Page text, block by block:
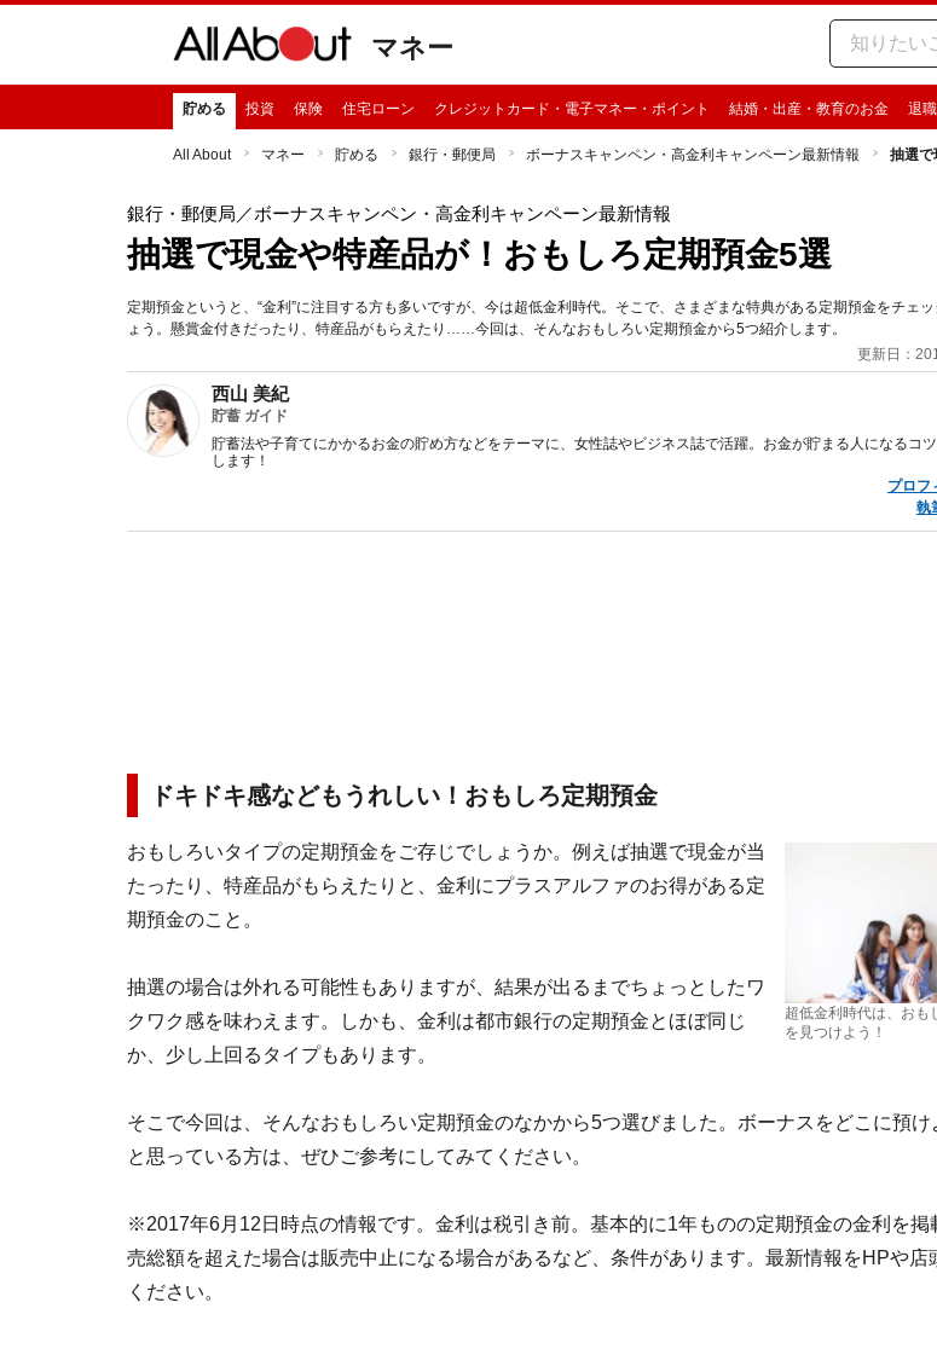
マネー
貯める 投資 保険 住宅ローン クレジットカード・電子マネー・ポイント 結婚・出産・教育のお金 退
All About マネー 貯める 銀行・郵便局 ボーナスキャンペン・高金利キャンペーン最新情報 抽選で
銀行・郵便局 ／ボーナスキャンペン・高金利キャンペーン最新情報
抽選で現金や特産品が！おもしろ定期預金5選
定期預金というと、“金利”に注目する方も多いですが、今は超低金利時代。そこで、さまざまな特典がある定期預金をチェ
ょう。懸賞金付きだったり、特産品がもらえたり……今回は、そんなおもしろい定期預金から5つ紹介します。
更新日：
西山 美紀
貯蓄 ガイド
貯蓄法や子育てにかかるお金の貯め方などをテーマに、女性誌やビジネス誌で活躍。お金が貯まる人になるコ
します！
プロフ
執
ドキドキ感などもうれしい！おもしろ定期預金
超低金利時代は、おも
を見つけよう！
おもしろいタイプの定期預金をご存じでしょうか。例えば抽選で現金が当
たったり、特産品がもらえたりと、金利にプラスアルファのお得がある定
期預金のこと。
抽選の場合は外れる可能性もありますが、結果が出るまでちょっとしたワ
クワク感を味わえます。しかも、金利は都市銀行の定期預金とほぼ同じ
か、少し上回るタイプもあります。
そこで今回は、そんなおもしろい定期預金のなかから5つ選びました。ボーナスをどこに預け
と思っている方は、ぜひご参考にしてみてください。
※2017年6月12日時点の情報です。金利は税引き前。基本的に1年ものの定期預金の金利を掲
売総額を超えた場合は販売中止になる場合があるなど、条件があります。最新情報をHPや店
ください。